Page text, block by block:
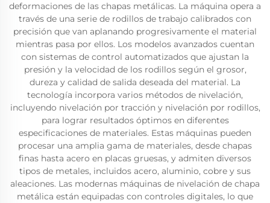
deformaciones de las chapas metálicas. La máquina opera a
través de una serie de rodillos de trabajo calibrados con
precisión que van aplanando progresivamente el material
mientras pasa por ellos. Los modelos avanzados cuentan
con sistemas de control automatizados que ajustan la
presión y la velocidad de los rodillos según el grosor,
dureza y calidad de salida deseada del material. La
tecnología incorpora varios métodos de nivelación,
incluyendo nivelación por tracción y nivelación por rodillos,
para lograr resultados óptimos en diferentes
especificaciones de materiales. Estas máquinas pueden
procesar una amplia gama de materiales, desde chapas
finas hasta acero en placas gruesas, y admiten diversos
tipos de metales, incluidos acero, aluminio, cobre y sus
aleaciones. Las modernas máquinas de nivelación de chapa
metálica están equipadas con controles digitales, lo que